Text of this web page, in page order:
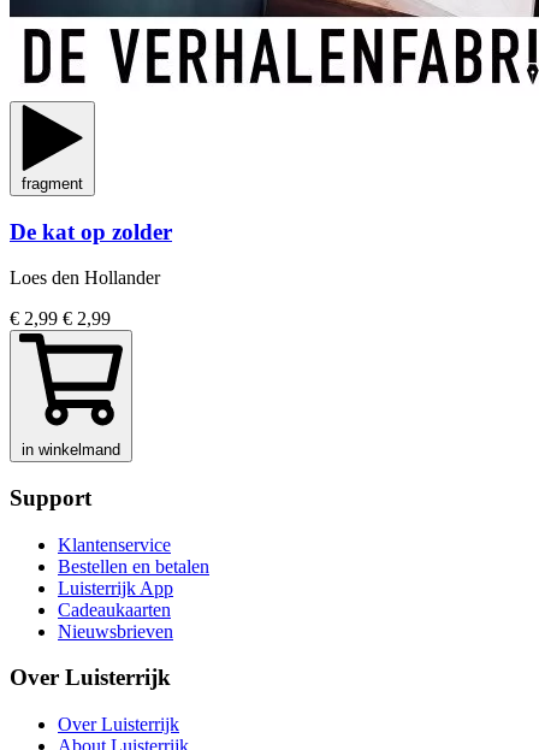
fragment
De kat op zolder
Loes den Hollander
€ 2,99 € 2,99
in winkelmand
Support
Klantenservice
Bestellen en betalen
Luisterrijk App
Cadeaukaarten
Nieuwsbrieven
Over Luisterrijk
Over Luisterrijk